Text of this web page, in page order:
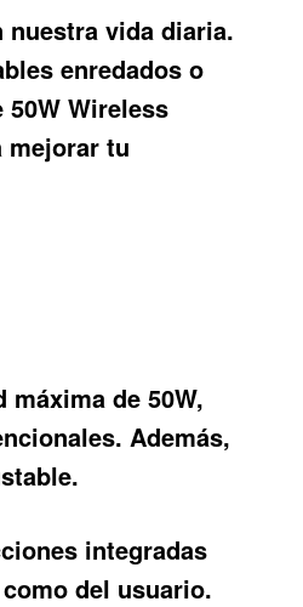
vida diaria.
enredados o
50W Wireless
mejorar tu
de 50W,
Además,
integradas
del usuario.